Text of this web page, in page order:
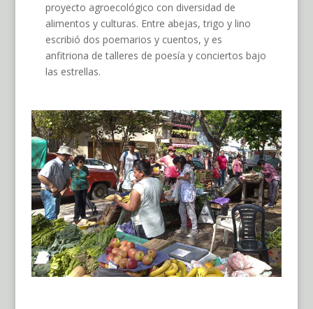
proyecto agroecológico con diversidad de
alimentos y culturas. Entre abejas, trigo y lino
escribió dos poemarios y cuentos, y es
anfitriona de talleres de poesía y conciertos bajo
las estrellas.